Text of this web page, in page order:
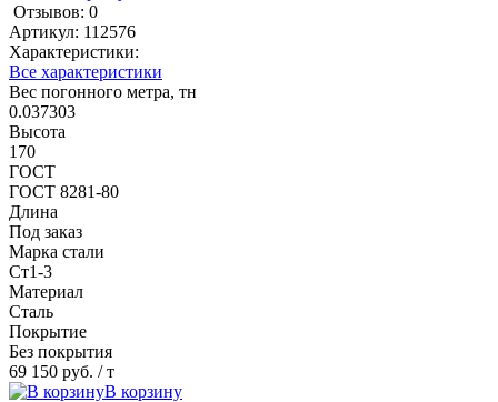
Отзывов: 0
Артикул: 112576
Характеристики:
Все характеристики
Вес погонного метра, тн
0.037303
Высота
170
ГОСТ
ГОСТ 8281-80
Длина
Под заказ
Марка стали
Ст1-3
Материал
Сталь
Покрытие
Без покрытия
69 150 руб. / т
В корзину